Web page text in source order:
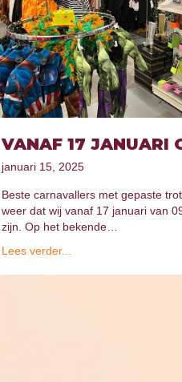
VANAF 17 JANUARI
januari 15, 2025
Beste carnavallers met gepaste
weer dat wij vanaf 17 januari van
zijn. Op het bekende…
Lees verder...